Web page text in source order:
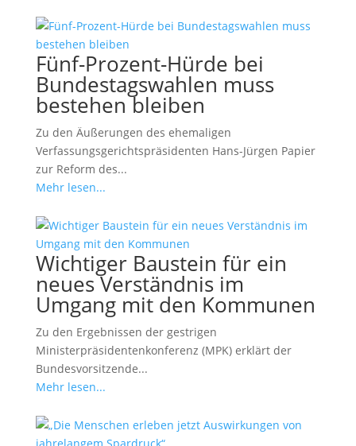
Fünf-Prozent-Hürde bei
Bundestagswahlen muss
bestehen bleiben
Zu den Äußerungen des ehemaligen
Verfassungsgerichtspräsidenten Hans-Jürgen Papier
zur Reform des...
Mehr lesen...
Wichtiger Baustein für ein
neues Verständnis im
Umgang mit den Kommunen
Zu den Ergebnissen der gestrigen
Ministerpräsidentenkonferenz (MPK) erklärt der
Bundesvorsitzende...
Mehr lesen...